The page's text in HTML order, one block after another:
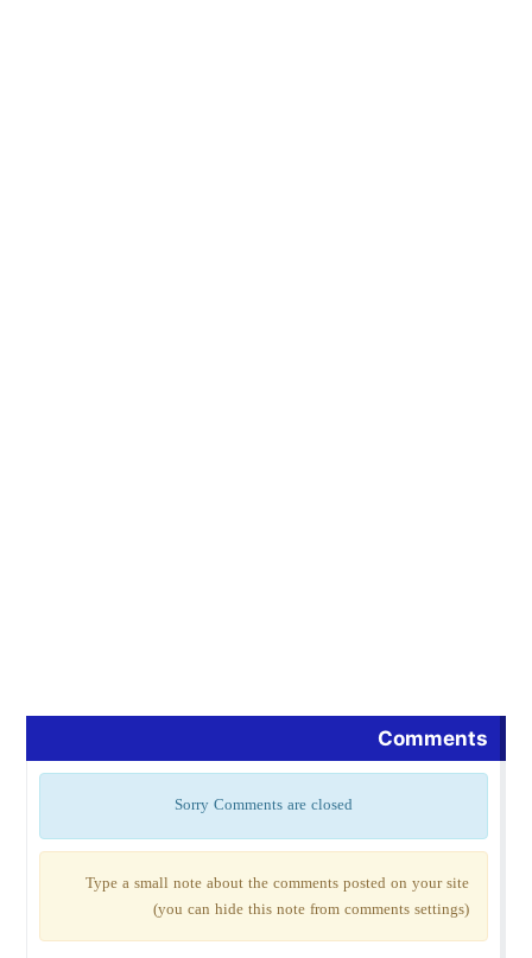
Comments
Sorry Comments are closed
Type a small note about the comments posted on your site
(you can hide this note from comments settings)